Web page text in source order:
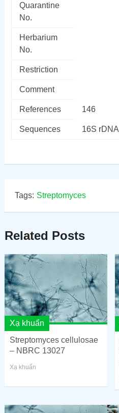
Quarantine
No.
Herbarium
No.
Restriction
Comment
References 146
Sequences 16S rDNA
Tags: Streptomyces
Related Posts
Xạ khuẩn
Streptomyces cellulosae
– NBRC 13027
Xạ khuẩn